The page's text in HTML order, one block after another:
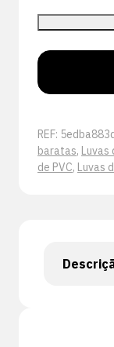
Tech
Cosmo
Handschoen
REF:
baratas, Luvas
de PVC, Luvas